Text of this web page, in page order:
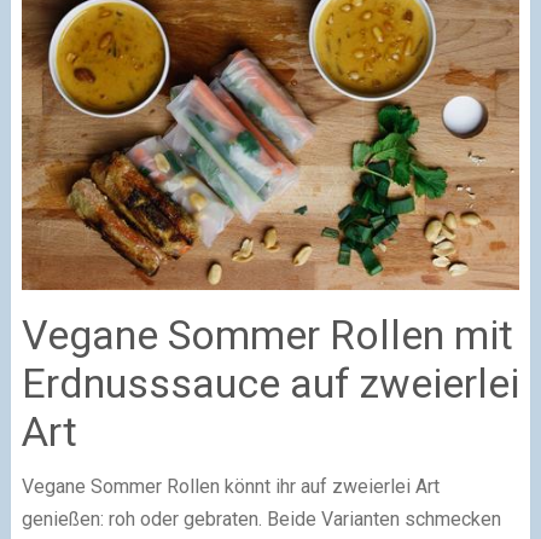
Vegane Sommer Rollen mit
Erdnusssauce auf zweierlei
Art
Vegane Sommer Rollen könnt ihr auf zweierlei Art
genießen: roh oder gebraten. Beide Varianten schmecken